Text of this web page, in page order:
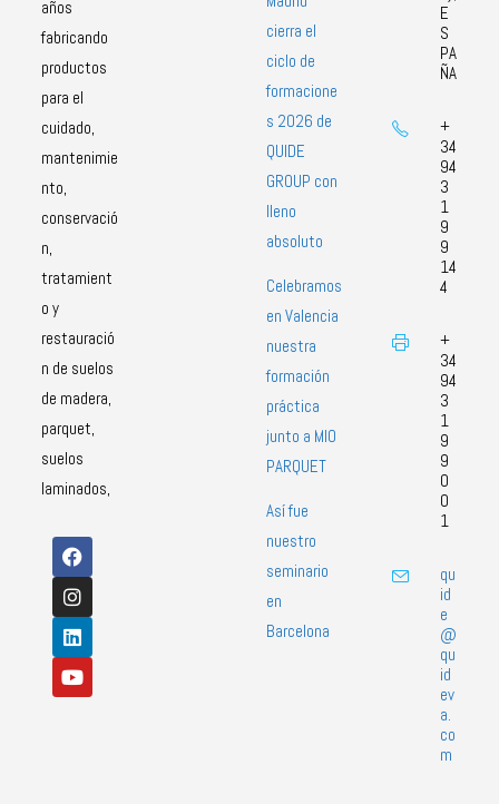
años
fabricando
productos
para el
cuidado,
mantenimie
nto,
conservació
n,
tratamient
o y
restauració
n de suelos
de madera,
parquet,
suelos
laminados,
cierra el
ciclo de
formacione
s 2026 de
QUIDE
GROUP con
lleno
absoluto
Celebramos
en Valencia
nuestra
formación
práctica
junto a MIO
PARQUET
Así fue
nuestro
seminario
en
Barcelona
E
S
PA
ÑA
+
34
94
3
1
9
9
14
4
+
34
94
3
1
9
9
0
0
1
qu
id
e
@
qu
id
ev
a.
co
m